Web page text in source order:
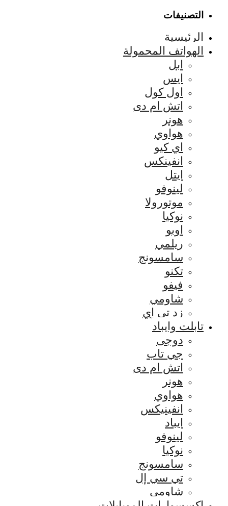
التصنيفات
الرئيسية
الهواتف المحمولة
ابل
ايس
اول كول
اتش ام دى
هونر
هواوي
اي كيو
انفينكس
ايتل
لينوفو
موتورولا
نوكيا
اوبو
ريلمي
سامسونج
تكنو
فيفو
شاومي
زد تي إي
تابلت وايباد
دوجى
جي تاب
اتش ام دى
هونر
هواوي
انفينيكس
ايباد
لينوفو
نوكيا
سامسونج
تي سي إل
شاومي